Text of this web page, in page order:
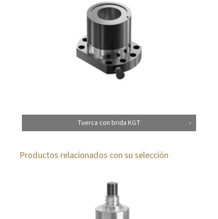
Tuerca con brida KGT
Productos relacionados con su selección